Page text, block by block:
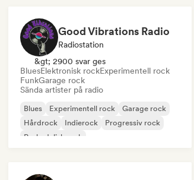
Good Vibrations Radio
Radiostation
&gt; 2900 svar ges
BluesElektronisk rockExperimentell rock
FunkGarage rock
Sända artister på radio
Blues Experimentell rock
Garage rock
Hårdrock
Indierock
Progressiv rock
Psykedelisk rock